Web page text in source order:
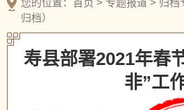
您的位置： 首页 > 专题报道 > 归档
归档）
寿县部署2021年春
非”工